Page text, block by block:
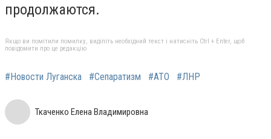
продолжаются.
Якщо ви помітили помилку, виділіть необхідний текст і натисніть Ctrl + Enter, щоб
повідомити про це редакцію
#Новости Луганска #Сепаратизм #АТО #ЛНР
Ткаченко Елена Владимировна